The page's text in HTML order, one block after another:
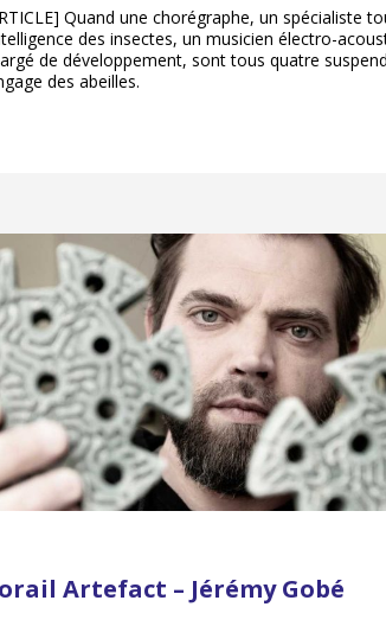
Quand une chorégraphe, un spécialiste
des insectes, un musicien électro-
de développement, sont tous quatre
des abeilles.
Artefact – Jérémy Gobé